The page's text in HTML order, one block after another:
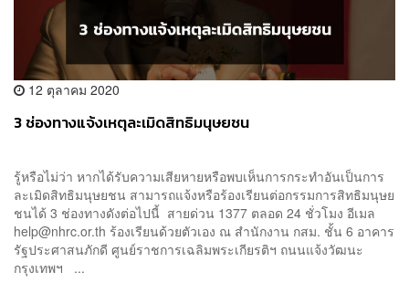
12 ตุลาคม 2020
3 ช่องทางแจ้งเหตุละเมิดสิทธิมนุษยชน
รู้หรือไม่ว่า หากได้รับความเสียหายหรือพบเห็นการกระทำอันเป็นการ
ละเมิดสิทธิมนุษยชน สามารถแจ้งหรือร้องเรียนต่อกรรมการสิทธิมนุษย
ชนได้ 3 ช่องทางดังต่อไปนี้ สายด่วน 1377 ตลอด 24 ชั่วโมง อีเมล
help@nhrc.or.th ร้องเรียนด้วยตัวเอง ณ สำนักงาน กสม. ชั้น 6 อาคาร
รัฐประศาสนภักดี ศูนย์ราชการเฉลิมพระเกียรติฯ ถนนแจ้งวัฒนะ
กรุงเทพฯ ...